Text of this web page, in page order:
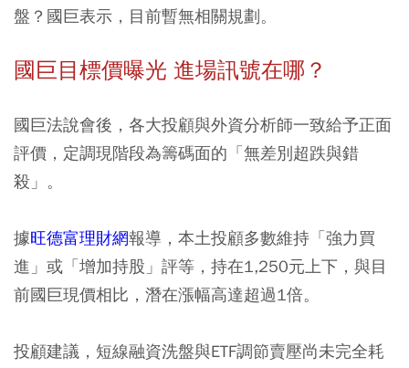
盤？國巨表示，目前暫無相關規劃。
國巨目標價曝光 進場訊號在哪？
國巨法說會後，各大投顧與外資分析師一致給予正面
評價，定調現階段為籌碼面的「無差別超跌與錯
殺」。
據旺德富理財網報導，本土投顧多數維持「強力買
進」或「增加持股」評等，持在1,250元上下，與目
前國巨現價相比，潛在漲幅高達超過1倍。
投顧建議，短線融資洗盤與ETF調節賣壓尚未完全耗